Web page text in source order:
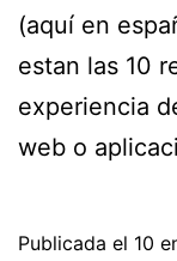
(aquí en
estan las 10
experiencia
web o
Publicada el 10